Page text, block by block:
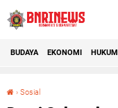
BUDAYA EKONOMI HUKUM
› Sosial